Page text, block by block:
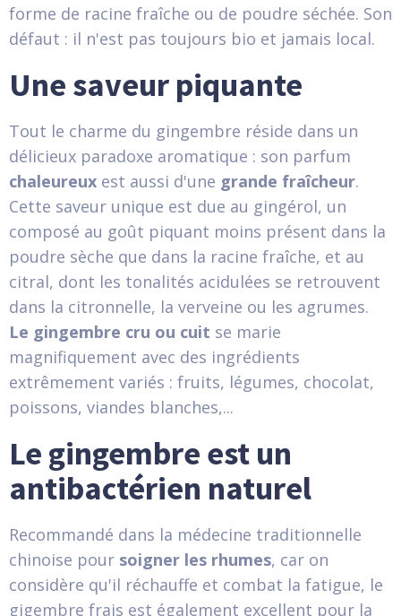
forme de racine fraîche ou de poudre séchée. Son
défaut : il n'est pas toujours bio et jamais local.
Une saveur piquante
Tout le charme du gingembre réside dans un
délicieux paradoxe aromatique : son parfum
chaleureux est aussi d'une grande fraîcheur.
Cette saveur unique est due au gingérol, un
composé au goût piquant moins présent dans la
poudre sèche que dans la racine fraîche, et au
citral, dont les tonalités acidulées se retrouvent
dans la citronnelle, la verveine ou les agrumes.
Le gingembre cru ou cuit se marie
magnifiquement avec des ingrédients
extrêmement variés : fruits, légumes, chocolat,
poissons, viandes blanches,...
Le gingembre est un
antibactérien naturel
Recommandé dans la médecine traditionnelle
chinoise pour soigner les rhumes, car on
considère qu'il réchauffe et combat la fatigue, le
gigembre frais est également excellent pour la